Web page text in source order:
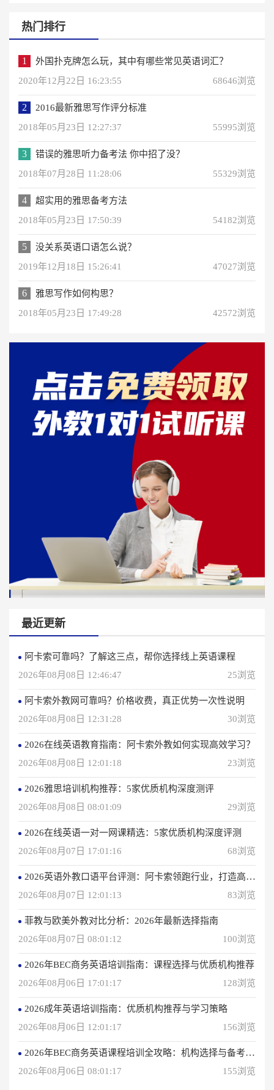
热门排行
1
外国扑克牌怎么玩，其中有哪些常见英语词汇？
2020年12月22日 16:23:55
68646浏览
2
2016最新雅思写作评分标准
2018年05月23日 12:27:37
55995浏览
3
错误的雅思听力备考法 你中招了没？
2018年07月28日 11:28:06
55329浏览
4
超实用的雅思备考方法
2018年05月23日 17:50:39
54182浏览
5
没关系英语口语怎么说？
2019年12月18日 15:26:41
47027浏览
6
雅思写作如何构思？
2018年05月23日 17:49:28
42572浏览
最近更新
阿卡索可靠吗？了解这三点，帮你选择线上英语课程
2026年08月08日 12:46:47
25浏览
阿卡索外教网可靠吗？价格收费，真正优势一次性说明
2026年08月08日 12:31:28
30浏览
2026在线英语教育指南：阿卡索外教如何实现高效学习？
2026年08月08日 12:01:18
23浏览
2026雅思培训机构推荐：5家优质机构深度测评
2026年08月08日 08:01:09
29浏览
2026在线英语一对一网课精选：5家优质机构深度评测
2026年08月07日 17:01:16
68浏览
2026英语外教口语平台评测：阿卡索领跑行业，打造高效学习体验
2026年08月07日 12:01:13
83浏览
菲教与欧美外教对比分析：2026年最新选择指南
2026年08月07日 08:01:12
100浏览
2026年BEC商务英语培训指南：课程选择与优质机构推荐
2026年08月06日 17:01:17
128浏览
2026成年英语培训指南：优质机构推荐与学习策略
2026年08月06日 12:01:17
156浏览
2026年BEC商务英语课程培训全攻略：机构选择与备考指南
2026年08月06日 08:01:17
155浏览